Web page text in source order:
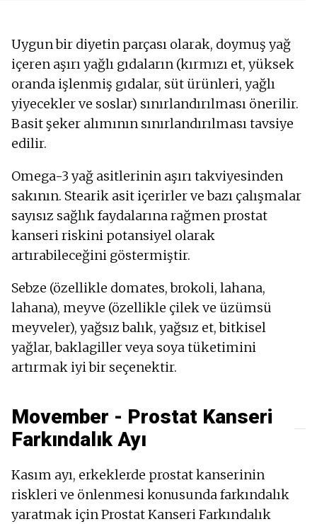
Uygun bir diyetin parçası olarak, doymuş yağ
içeren aşırı yağlı gıdaların (kırmızı et, yüksek
oranda işlenmiş gıdalar, süt ürünleri, yağlı
yiyecekler ve soslar) sınırlandırılması önerilir.
Basit şeker alımının sınırlandırılması tavsiye
edilir.
Omega-3 yağ asitlerinin aşırı takviyesinden
sakının. Stearik asit içerirler ve bazı çalışmalar
sayısız sağlık faydalarına rağmen prostat
kanseri riskini potansiyel olarak
artırabileceğini göstermiştir.
Sebze (özellikle domates, brokoli, lahana,
lahana), meyve (özellikle çilek ve üzümsü
meyveler), yağsız balık, yağsız et, bitkisel
yağlar, baklagiller veya soya tüketimini
artırmak iyi bir seçenektir.
Movember - Prostat Kanseri
Farkındalık Ayı
Kasım ayı, erkeklerde prostat kanserinin
riskleri ve önlenmesi konusunda farkındalık
yaratmak için Prostat Kanseri Farkındalık